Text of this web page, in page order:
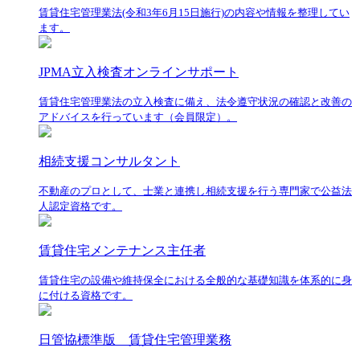
賃貸住宅管理業法(令和3年6月15日施行)の内容や情報を整理してい
ます。
JPMA立入検査オンラインサポート
賃貸住宅管理業法の立入検査に備え、法令遵守状況の確認と改善の
アドバイスを行っています（会員限定）。
相続支援コンサルタント
不動産のプロとして、士業と連携し相続支援を行う専門家で公益法
人認定資格です。
賃貸住宅メンテナンス主任者
賃貸住宅の設備や維持保全における全般的な基礎知識を体系的に身
に付ける資格です。
日管協標準版 賃貸住宅管理業務